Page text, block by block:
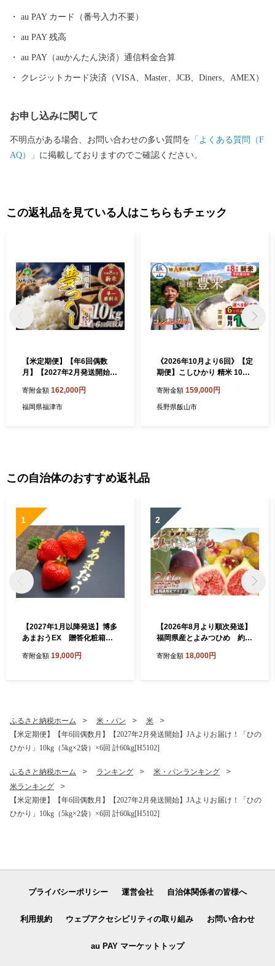
えしたく、お礼の品をご準備しました。 皆様からいただいた寄附
金は、市に対する思い、寄附金に込めた願いを大切に、これから
の魅力あるまちづくりに大切に活用させていただきます。
au PAY カード（番号入力不要）
au PAY 残高
au PAY（auかんたん決済）通信料金合算
クレジットカード決済（VISA、Master、JCB、Diners、AMEX）
お申し込みに関して
不明点がある場合、お問い合わせの多い質問を 「よくある質問（F
AQ）」 に掲載しておりますのでご確認ください。
この返礼品を見ている人はこちらもチェック
【米定期便】【年6回偶数
月】【2027年2月発送開始】
ンド米「夢つくし」10kg（5
kg×2袋）×6回 計60kg[H506
寄附金額 162,000円
福岡県福津市
《2026年10月より6回》【定
期便】こしひかり 精米 10kg
g（Cl-007-10）
寄附金額 159,000円
長野県飯山市
この自治体のおすすめ返礼品
1
【2027年1月以降発送】博多
あまおうEX 贈答化粧箱入2
寄附金額 19,000円
2
【2026年8月より順次発送】
福岡県産とよみつひめ 約3
寄附金額 18,000円
ふるさと納税ホーム 米・パン
米
【米定期便】【年6回偶数月】【2027年2月発送開始】JAよりお届け！「ひの
ひかり」10kg（5kg×2袋）×6回 計60kg[H5102]
ふるさと納税ホーム ランキング
米・パンランキング
米ランキング
【米定期便】【年6回偶数月】【2027年2月発送開始】JAよりお届け！「ひの
ひかり」10kg（5kg×2袋）×6回 計60kg[H5102]
プライバシーポリシー 運営会社 自治体関係者の皆様へ
利用規約 ウェブアクセシビリティの取り組み お問い合わせ
au PAY マーケットトップ